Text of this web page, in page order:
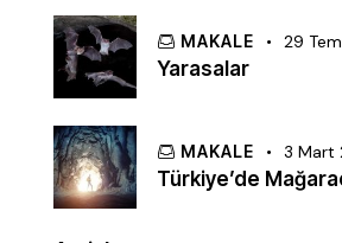
MAKALE 29
Yarasalar
MAKALE 3 Mart
Türkiye’de